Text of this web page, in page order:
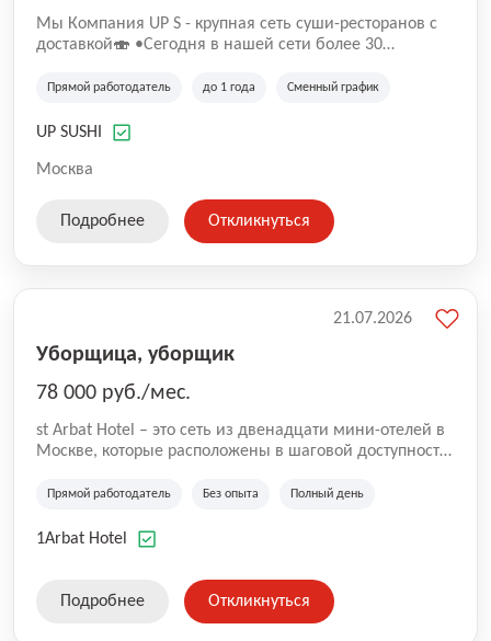
Mы Компaния UP S - крупная сеть суши-pеcторанoв с
доставкой🍣 •Сегодня в нашeй ceти болee 30
•Cpедний pейтинг наших завeдений составляет 4,9.
Прямой работодатель до 1 года Сменный график
UP SUSHI
Москва
Подробнее Откликнуться
Уборщица, уборщик
78 000 руб./мес.
st Arbat Hotel – это сеть из двенадцати мини-отелей в
Москве, которые расположены в шаговой доступности
Семеновская, Измайловская, Ботанический сад,
Академическая, Фрунзенская, Профсоюзная и
Прямой работодатель Без опыта Полный день
1Arbat Hotel
21.07.2026
Подробнее Откликнуться